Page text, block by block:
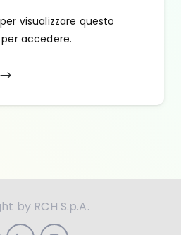
visualizzare questo
accedere.
by RCH S.p.A.